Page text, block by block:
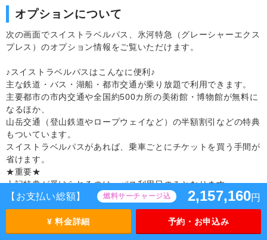
【お支払い総額】 燃料サーチャージ込 2,157,160円
¥ 料金詳細 予約・お申込み
オプションについて
次の画面でスイストラベルパス、氷河特急（グレーシャーエクス
プレス）のオプション情報をご覧いただけます。
♪スイストラベルパスはこんなに便利♪
主な鉄道・バス・湖船・都市交通が乗り放題で利用できます。
主要都市の市内交通や全国約500カ所の美術館・博物館が無料に
なるほか、
山岳交通（登山鉄道やロープウェイなど）の半額割引などの特典
もついています。
スイストラベルパスがあれば、乗車ごとにチケットを買う手間が
省けます。
★重要★
上記特典が受けられるのは、パス利用日のみとなります。
利用日以外は特典が受けられませんので、ご注意ください。
次の画面でお申込み可能なオプションの詳細情報を見ること
ができます